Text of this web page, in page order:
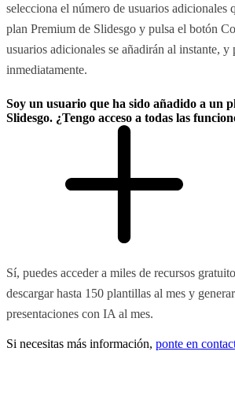
selecciona el número de usuarios adicionales
plan Premium de Slidesgo y pulsa el botón
usuarios adicionales se añadirán al instante, y
inmediatamente.
Soy un usuario que ha sido añadido a un
Slidesgo. ¿Tengo acceso a todas las
Sí, puedes acceder a miles de recursos
descargar hasta 150 plantillas al mes y
presentaciones con IA al mes.
Si necesitas más información, ponte en